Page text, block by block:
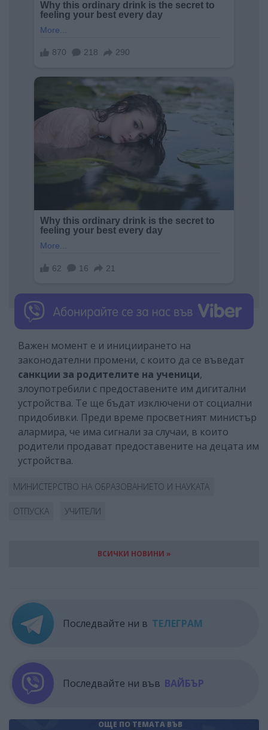
Важен момент е и инициирането на
законодателни промени, с които да се въведат
санкции за родителите на ученици,
злоупотребили с предоставените им дигитални
устройства. Те ще бъдат изключени от социални
придобивки. Преди време просветният министър
алармира, че има сигнали за случаи, в които
родители продават предоставените на децата им
устройства.
МИНИСТЕРСТВО НА ОБРАЗОВАНИЕТО И НАУКАТА
ОТПУСКА УЧИТЕЛИ
ВСИЧКИ НОВИНИ »
Последвайте ни в ТЕЛЕГРАМ
Последвайте ни във ВАЙБЪР
ОЩЕ ПО ТЕМАТА ВЪВ